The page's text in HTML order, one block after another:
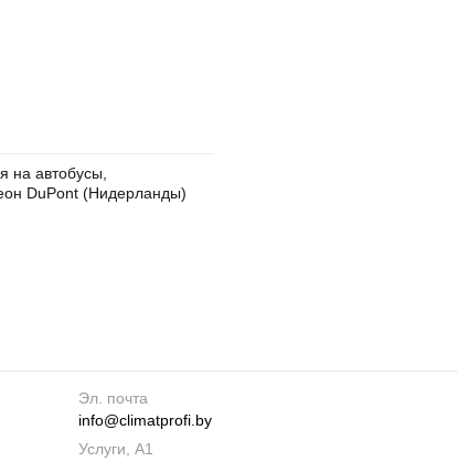
на автобусы,
DuPont (Нидерланды)
Эл. почта
info@climatprofi.by
Услуги, А1